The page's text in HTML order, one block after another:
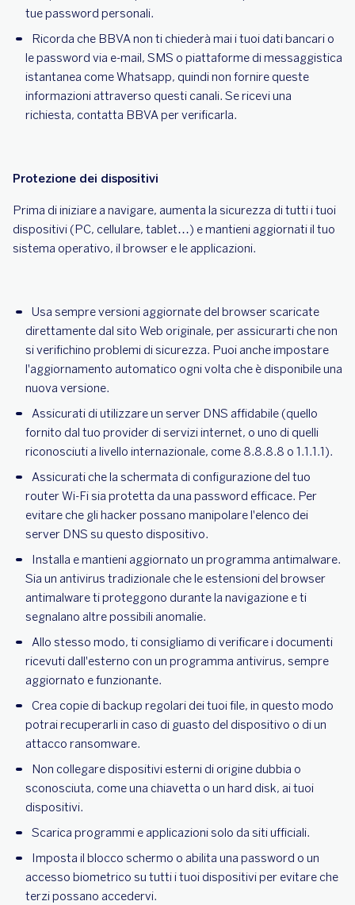
tue password personali.
Ricorda che BBVA non ti chiederà mai i tuoi dati bancari o
le password via e-mail, SMS o piattaforme di messaggistica
istantanea come Whatsapp, quindi non fornire queste
informazioni attraverso questi canali. Se ricevi una
richiesta, contatta BBVA per verificarla.
Protezione dei dispositivi
Prima di iniziare a navigare, aumenta la sicurezza di tutti i tuoi
dispositivi (PC, cellulare, tablet…) e mantieni aggiornati il tuo
sistema operativo, il browser e le applicazioni.
Usa sempre versioni aggiornate del browser scaricate
direttamente dal sito Web originale, per assicurarti che non
si verifichino problemi di sicurezza. Puoi anche impostare
l'aggiornamento automatico ogni volta che è disponibile una
nuova versione.
Assicurati di utilizzare un server DNS affidabile (quello
fornito dal tuo provider di servizi internet, o uno di quelli
riconosciuti a livello internazionale, come 8.8.8.8 o 1.1.1.1).
Assicurati che la schermata di configurazione del tuo
router Wi-Fi sia protetta da una password efficace. Per
evitare che gli hacker possano manipolare l'elenco dei
server DNS su questo dispositivo.
Installa e mantieni aggiornato un programma antimalware.
Sia un antivirus tradizionale che le estensioni del browser
antimalware ti proteggono durante la navigazione e ti
segnalano altre possibili anomalie.
Allo stesso modo, ti consigliamo di verificare i documenti
ricevuti dall'esterno con un programma antivirus, sempre
aggiornato e funzionante.
Crea copie di backup regolari dei tuoi file, in questo modo
potrai recuperarli in caso di guasto del dispositivo o di un
attacco ransomware.
Non collegare dispositivi esterni di origine dubbia o
sconosciuta, come una chiavetta o un hard disk, ai tuoi
dispositivi.
Scarica programmi e applicazioni solo da siti ufficiali.
Imposta il blocco schermo o abilita una password o un
accesso biometrico su tutti i tuoi dispositivi per evitare che
terzi possano accedervi.